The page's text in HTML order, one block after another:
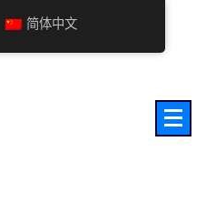
简体中文